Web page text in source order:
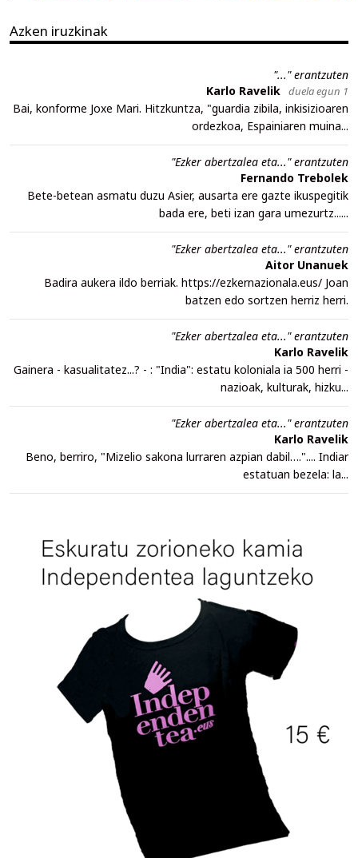
Azken iruzkinak
"..." erantzuten
Karlo Ravelik duela egun 1
Bai, konforme Joxe Mari. Hitzkuntza, "guardia zibila, inkisizioaren
ordezkoa, Espainiaren muina...
"Ezker abertzalea eta..." erantzuten
Fernando Trebolek
Bete-betean asmatu duzu Asier, ausarta ere gazte ikuspegitik
bada ere, beti izan gara umezurtz......
"Ezker abertzalea eta..." erantzuten
Aitor Unanuek
Badira aukera ildo berriak. https://ezkernazionala.eus/ Joan
batzen edo sortzen herriz herri.
"Ezker abertzalea eta..." erantzuten
Karlo Ravelik
Gainera - kasualitatez...? - : "India": estatu koloniala ia 500 herri -
nazioak, kulturak, hizku...
"Ezker abertzalea eta..." erantzuten
Karlo Ravelik
Beno, berriro, "Mizelio sakona lurraren azpian dabil….".... Indiar
estatuan bezela: la...